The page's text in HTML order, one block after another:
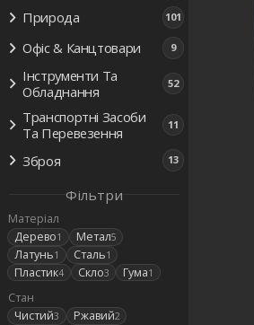
Природа 101
Офіс & Канцтовари 9
Інструменти Та
Обладнання
52
Транспортні Засоби
Та Перевезення
11
Зброя 13
Фільтри
Матеріал
Дерево1 Метал5
Латунь1 Сталь1
Пластик4 Скло3 Гума1
Стан
Чистий3 Ржавий2